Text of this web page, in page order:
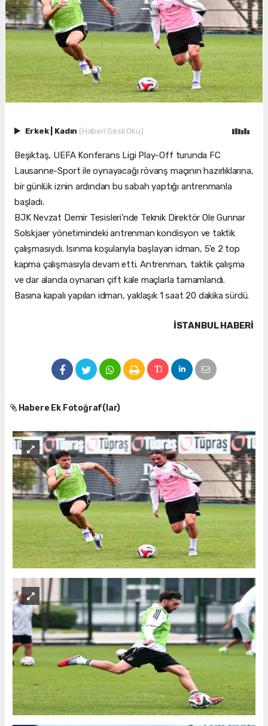
Erkek Kadın (Haberi Sesli Oku)
Beşiktaş, UEFA Konferans Ligi Play-Off turunda FC
Lausanne-Sport ile oynayacağı rövanş maçının hazırlıklarına,
bir günlük iznin ardından bu sabah yaptığı antrenmanla
başladı.
BJK Nevzat Demir Tesisleri’nde Teknik Direktör Ole Gunnar
Solskjaer yönetimindeki antrenman kondisyon ve taktik
çalışmasıydı. Isınma koşularıyla başlayan idman, 5’e 2 top
kapma çalışmasıyla devam etti. Antrenman, taktik çalışma
ve dar alanda oynanan çift kale maçlarla tamamlandı.
Basına kapalı yapılan idman, yaklaşık 1 saat 20 dakika sürdü.
İSTANBUL HABERİ
Habere Ek Fotoğraf(lar)